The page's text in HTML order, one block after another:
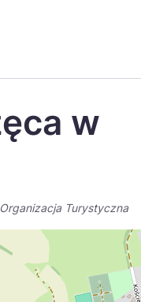
日本
w
Turystyczna